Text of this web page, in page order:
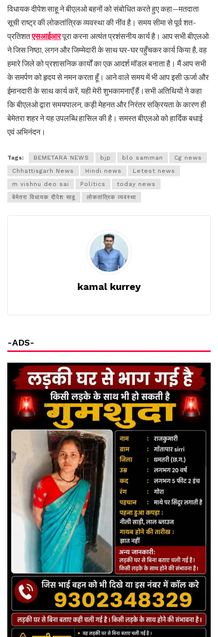
विधायक दीपेश साहू ने बीएलओ बहनों को संबोधित करते हुए कहा—मतदाता
सूची राष्ट्र की लोकतांत्रिक व्यवस्था की नींव है। समय सीमा से पूर्व शत-
प्रतिशतएसआईआरपूरा करना अत्यंत प्रशंसनीय कार्य है। आप सभी बीएलओ
ने जिस निष्ठा, लगन और जिम्मेदारी के साथ घर-घर पहुँचकर कार्य किया है, वह
हमारे जिले को प्रशासनिक कार्यों का एक आदर्श मॉडल बनाता है। मैं आप सभी
के समर्पण को हृदय से नमन करता हूँ। आने वाले समय में भी आप इसी ऊर्जा और
ईमानदारी के साथ कार्य करें, यही मेरी शुभकामनाएँ हैं।सभी अतिथियों ने कहा
कि बीएलओ द्वारा समयपालन, कड़ी मेहनत और निरंतर सक्रियता के कारण ही
बेमेतरा शहर ने यह उपलब्धि हासिल की है। समस्त बीएलओ को हार्दिक बधाई
एवं अभिनंदन।
Tags: BEMETARA NEWS bjp blo samman
Cg news
Chhattisgarh News
Hindi news
Letest news
m vishnu deo sai
Politics
today news
बेमेतरा विधायक दीपेश साहू
लोकतांत्रिक व्यवस्था
kamal kurrey
-ADS-